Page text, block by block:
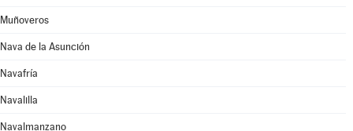
Muñoveros
Nava de la Asunción
Navafría
Navalilla
Navalmanzano